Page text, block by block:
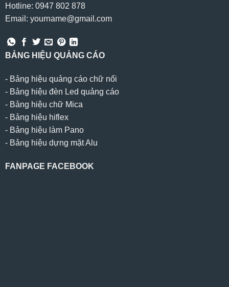
Hotline: 0947 802 878
Email: yourname@gmail.com
BẢNG HIỆU QUẢNG CÁO
- Bảng hiệu quảng cáo chữ nổi
- Bảng hiệu đèn Led quảng cáo
- Bảng hiệu chữ Mica
- Bảng hiệu hiflex
- Bảng hiệu làm Pano
- Bảng hiệu dựng mặt Alu
FANPAGE FACEBOOK